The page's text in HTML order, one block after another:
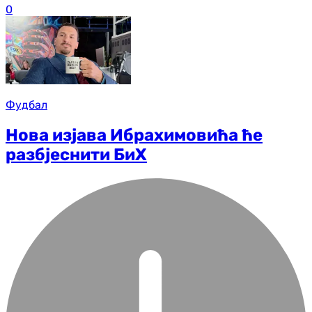
0
Фудбал
Нова изјава Ибрахимовића ће
разбјеснити БиХ